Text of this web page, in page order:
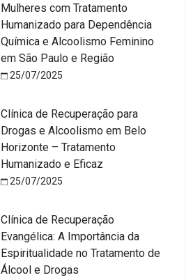
Mulheres com Tratamento
Humanizado para Dependência
Química e Alcoolismo Feminino
em São Paulo e Região
25/07/2025
Clínica de Recuperação para
Drogas e Alcoolismo em Belo
Horizonte – Tratamento
Humanizado e Eficaz
25/07/2025
Clínica de Recuperação
Evangélica: A Importância da
Espiritualidade no Tratamento de
Álcool e Drogas